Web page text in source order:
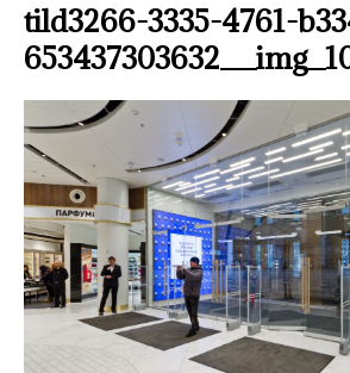
tild3266-3335-4761-